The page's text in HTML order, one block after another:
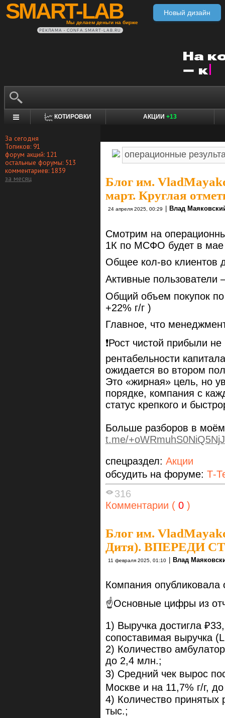
SMART-LAB
Мы делаем деньги на бирже
Новый дизайн
РЕКЛАМА • CONFA.SMART-LAB.RU
КОТИРОВКИ АКЦИИ +13
За сегодня
Топиков: 91
форум акций: 121
остальные форумы: 513
комментариев: 1839
за месяц
Блог им.
март. Круглая
24 апреля 2025, 00:29 Влад
Смотрим на
1К по МСФО будет в
Общее кол-во клиентов
Активные
Общий объем покупок
+22% г/г )
Главное, что
❗️Рост чистой прибыли
рентабельности
ожидается во втором
Это «жирная» цель, но
порядке, компания с
статус крепкого и
Больше разборов в
t.me/
спецраздел: Акции
обсудить на форуме: Т-
316
Комментарии ( 0 )
Блог им.
Дитя). ВПЕРЕДИ
11 февраля 2025, 01:10 | Влад
Компания опубликовала
☝️Основные цифры из
1) Выручка достигла
сопоставимая выручка
2) Количество
до 2,4 млн.;
3) Средний чек вырос
Москве и на 11,7% г/г,
4) Количество принятых
тыс.;